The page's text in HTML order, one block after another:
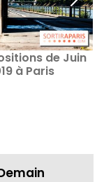
de Juin
à Paris